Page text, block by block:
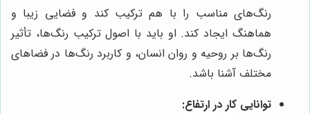
رنگ‌های مناسب را با هم ترکیب کند و فضایی زیبا و
هماهنگ ایجاد کند. او باید با اصول ترکیب رنگ‌ها، تأثیر
رنگ‌ها بر روحیه و روان انسان، و کاربرد رنگ‌ها در فضاهای
مختلف آشنا باشد.
توانایی کار در ارتفاع: